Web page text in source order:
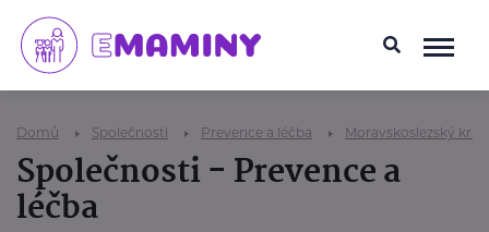
Domů Společnosti Prevence a léčba Moravskoslezský kraj
Společnosti - Prevence a
léčba